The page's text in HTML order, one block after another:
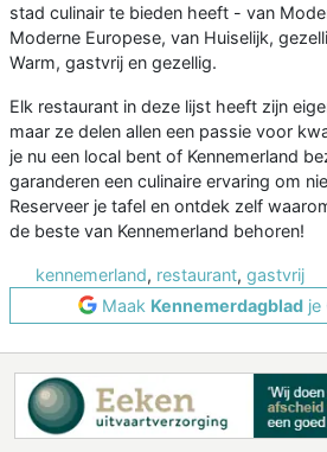
stad culinair te bieden heeft - van
Moderne Europese, van Huiselijk,
Warm, gastvrij en gezellig.
Elk restaurant in deze lijst heeft zijn
maar ze delen allen een passie voor
je nu een local bent of Kennemerland
garanderen een culinaire ervaring om
Reserveer je tafel en ontdek zelf
de beste van Kennemerland behoren!
kennemerland, restaurant, gastvrij
Maak Kennemerdagblad je